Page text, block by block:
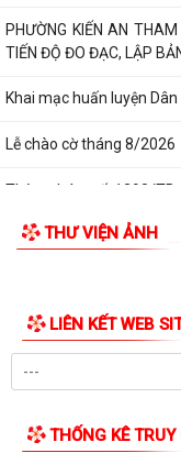
PHƯỜNG KIẾN AN
TIẾN ĐỘ ĐO ĐẠC, LẬP
Khai mạc huấn luyện
Lễ chào cờ tháng 8/2026
Thông báo số 1298/
Công văn số: 3386/
2558/QĐ-UBND ngày
Các chí lãnh đạo Đảng
THƯ VIỆN ẢNH
LIÊN KẾT WEB
THỐNG KÊ TRUY